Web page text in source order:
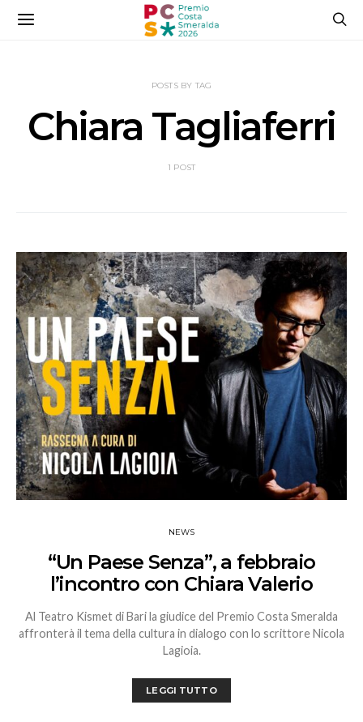
POSTS BY TAG
Chiara Tagliaferri
1 POST
NEWS
“Un Paese Senza”, a febbraio
l’incontro con Chiara Valerio
Al Teatro Kismet di Bari la giudice del Premio Costa Smeralda
affronterà il tema della cultura in dialogo con lo scrittore Nicola
Lagioia.
LEGGI TUTTO